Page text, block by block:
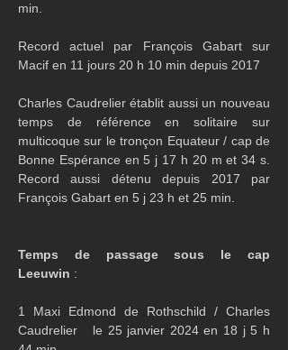
min.
Record actuel par François Gabart sur
Macif en 11 jours 20 h 10 min depuis 2017
Charles Caudrelier établit aussi un nouveau
temps de référence en solitaire sur
multicoque sur le tronçon Equateur / cap de
Bonne Espérance en 5 j 17 h 20 m et 34 s.
Record aussi détenu depuis 2017 par
François Gabart en 5 j 23 h et 25 min.
Temps de passage sous le cap
Leeuwin :
1 Maxi Edmond de Rothschild / Charles
Caudrelier   le 25 janvier 2024 en 18 j 5 h